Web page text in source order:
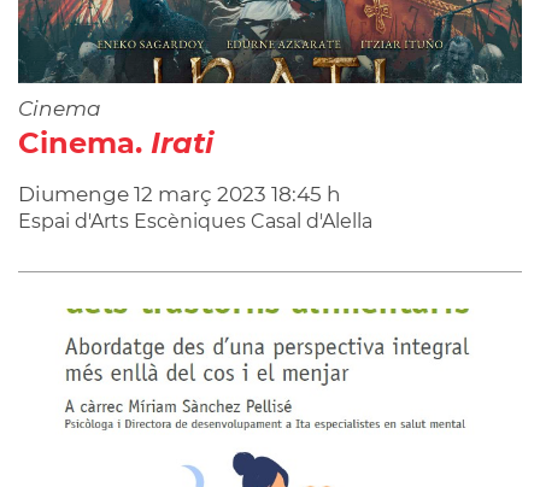
Cinema
Cinema. Irati
Diumenge 12 març 2023 18:45 h
Espai d'Arts Escèniques Casal d'Alella